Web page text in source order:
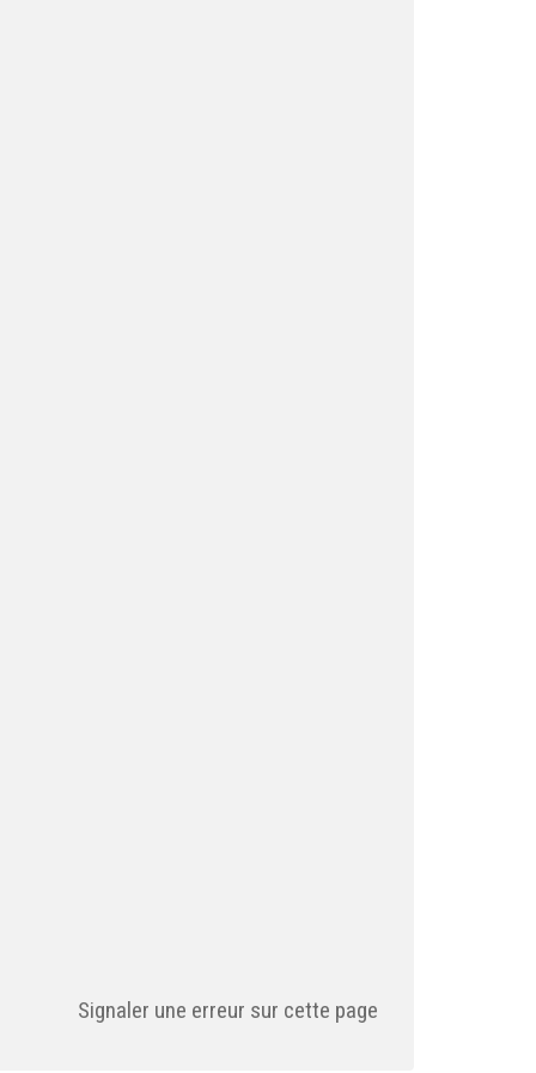
Signaler une erreur sur cette page